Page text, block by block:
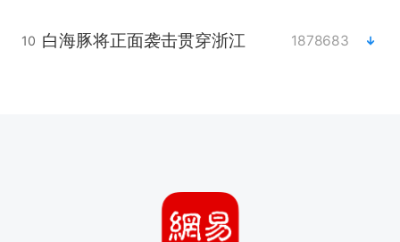
10 白海豚将正面袭击贯穿浙江 1878683